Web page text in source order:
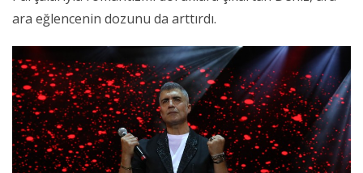
ara eğlencenin dozunu da arttırdı.